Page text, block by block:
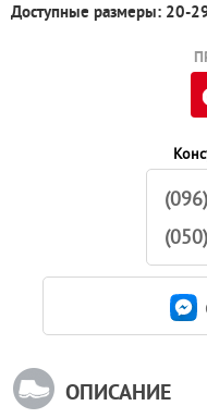
Доступные размеры: 20-
ОПИСАНИЕ